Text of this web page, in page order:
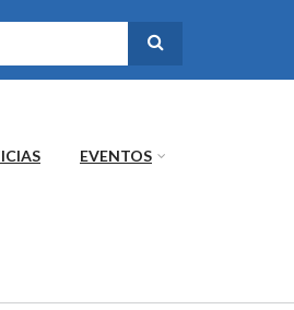
DE
EVENTOS